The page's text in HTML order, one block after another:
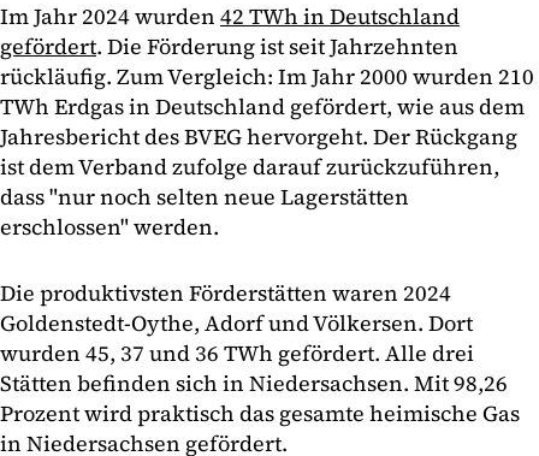
Im Jahr 2024 wurden 42 TWh in Deutschland
gefördert. Die Förderung ist seit Jahrzehnten
rückläufig. Zum Vergleich: Im Jahr 2000 wurden 210
TWh Erdgas in Deutschland gefördert, wie aus dem
Jahresbericht des BVEG hervorgeht. Der Rückgang
ist dem Verband zufolge darauf zurückzuführen,
dass "nur noch selten neue Lagerstätten
erschlossen" werden.
Die produktivsten Förderstätten waren 2024
Goldenstedt-Oythe, Adorf und Völkersen. Dort
wurden 45, 37 und 36 TWh gefördert. Alle drei
Stätten befinden sich in Niedersachsen. Mit 98,26
Prozent wird praktisch das gesamte heimische Gas
in Niedersachsen gefördert.